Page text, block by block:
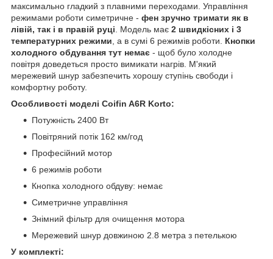
максимально гладкий з плавними переходами. Управління
режимами роботи симетричне - фен зручно тримати як в
лівій, так і в правій руці . Модель має 2 швидкісних і 3
температурних режими , а в сумі 6 режимів роботи. Кнопки
холодного обдування тут немає - щоб було холодне
повітря доведеться просто вимикати нагрів. М'який
мережевий шнур забезпечить хорошу ступінь свободи і
комфортну роботу.
Особливості моделі Сoifin A6R Korto:
Потужність 2400 Вт
Повітряний потік 162 км/год
Професійний мотор
6 режимів роботи
Кнопка холодного обдуву: немає
Симетричне управління
Знімний фільтр для очищення мотора
Мережевий шнур довжиною 2.8 метра з петелькою
У комплекті: